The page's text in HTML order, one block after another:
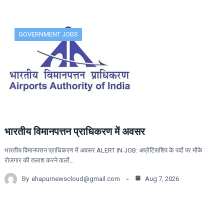
GOVERNMENT JOBS
भारतीय विमानपत्तन प्राधिकरण में अवसर
भारतीय विमानपत्तन प्राधिकरण में अवसर ALERT IN JOB: अप्रेटिसशिप के पदों पर मौके
रोजगार की तलाश करने वालों…
By ehapurnewscloud@gmail.com Aug 7, 2026